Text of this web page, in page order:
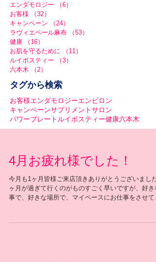
エンダモロジー
（6）
お客様
（32）
キャンペーン
（24）
ラヴィエベール麻布
（53）
健康
（16）
お肌を守るために
（11）
ルイボスティー
（3）
六本木
（2）
タグから検索
お客様エンダモロジーエンビロン
キャンペーンサプリメントサロン
パワープレート ルイボスティー健康六本木
4月お疲れ様でした！
今月も1ヶ月皆様ご来店頂きありがとうございました
ヶ月が過ぎて行くのがものすごく早いですが、好き
事で、好きな場所で、マイペースにお仕事をさせて
た...